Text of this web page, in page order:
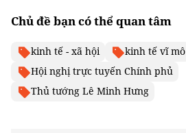
Chủ đề bạn có thể quan tâm
kinh tế - xã hội kinh tế vĩ mô
Hội nghị trực tuyến Chính phủ
Thủ tướng Lê Minh Hưng